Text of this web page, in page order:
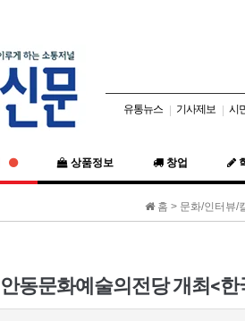
유통뉴스 | 기사제보 | 시
상품정보 창업
홈 > 문화/인터뷰/